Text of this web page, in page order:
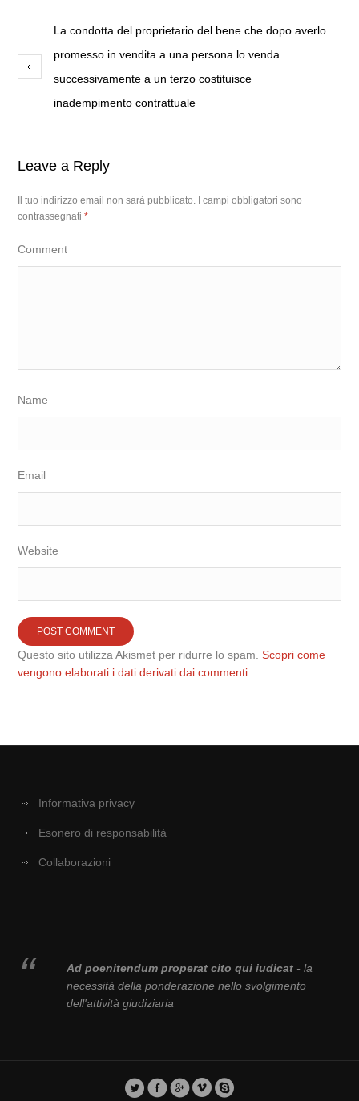
La condotta del proprietario del bene che dopo averlo
promesso in vendita a una persona lo venda
successivamente a un terzo costituisce
inadempimento contrattuale
Leave a Reply
Il tuo indirizzo email non sarà pubblicato.
I campi obbligatori sono
contrassegnati*
Comment
Name
Email
Website
Questo sito utilizza Akismet per ridurre lo spam.Scopri come
vengono elaborati i dati derivati dai commenti
Informativa privacy
Esonero di responsabilità
Collaborazioni
Ad poenitendum properat cito qui iudicat- la
necessità della ponderazione nello svolgimento
dell'attività giudiziaria